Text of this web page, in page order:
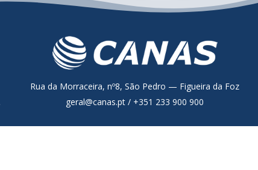
Rapports et comptes
Rua da Morraceira, nº8, São Pedro — Figueira da Foz
geral@canas.pt / +351 233 900 900